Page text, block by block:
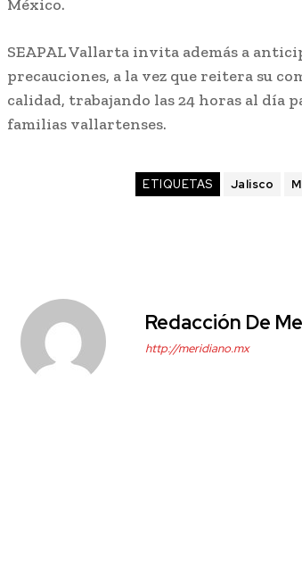
México.
SEAPAL Vallarta invita además a
precauciones, a la vez que reitera su
calidad, trabajando las 24 horas al día
familias vallartenses.
ETIQUETAS Jalisco
Redacción De
http://meridiano.mx